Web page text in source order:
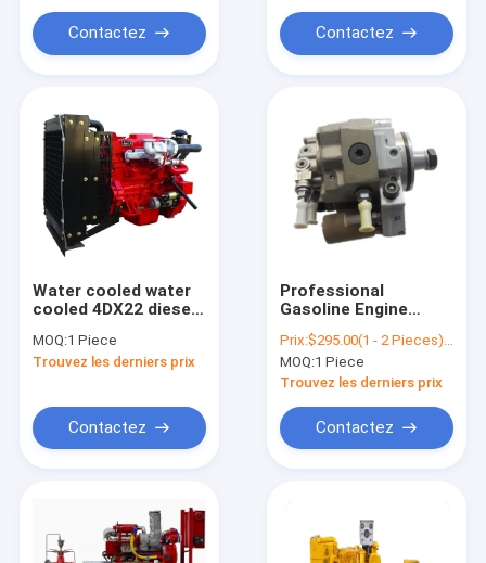
Contactez Contactez
Water cooled water
cooled 4DX22 diesel
pump/fire pump
selection
MOQ:1 Piece
Trouvez les derniers prix
Contactez
Professional
Gasoline Engine
Isde Isbe Diesel
Engine Parts Pump
4988595 / 5258264
Prix:$295.00(1 - 2 Pieces) $285.00(3 - 11 Pieces) $275.00(>=12 Pieces)
MOQ:1 Piece
Trouvez les derniers prix
Contactez